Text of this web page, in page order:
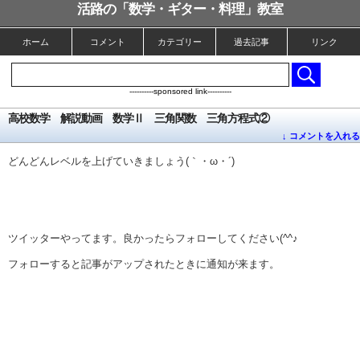
活路の「数学・ギター・料理」教室
ホーム コメント カテゴリー 過去記事 リンク
----------sponsored link----------
高校数学 解説動画 数学Ⅱ 三角関数 三角方程式②
↓ コメントを入れる
どんどんレベルを上げていきましょう(｀・ω・´)
ツイッターやってます。良かったらフォローしてください(^^♪
フォローすると記事がアップされたときに通知が来ます。